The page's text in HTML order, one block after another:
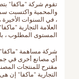
تقوم شركة "ماكفا"
والمحمية واكتسبت
، في السنوات
العلامة التجارية
المستوى المطلوب ،
شركة مساهمة "ماكفا"
أي مصانع أخرى في
مقترح للمنتجات
التجارية "ماكفا" إن